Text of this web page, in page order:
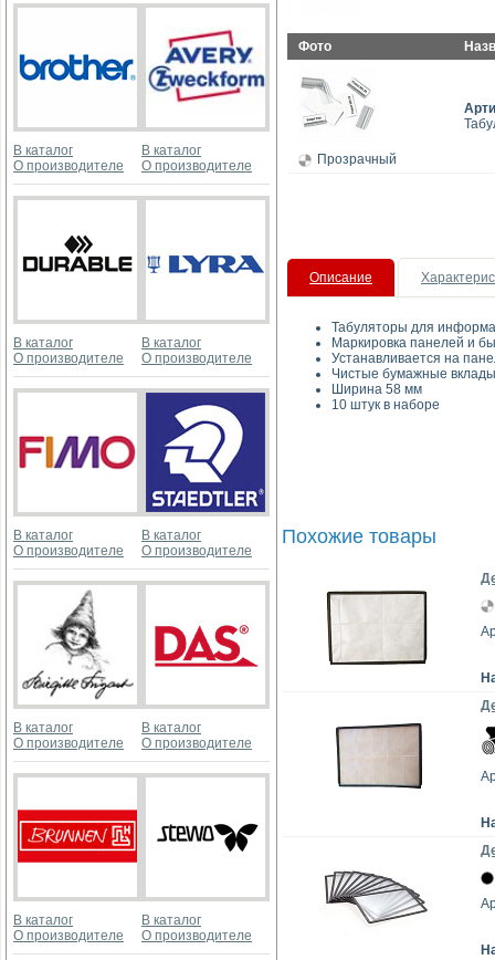
В каталог
О производителе
В каталог
О производителе
В каталог
О производителе
В каталог
О производителе
В каталог
О производителе
В каталог
О производителе
В каталог
О производителе
В каталог
О производителе
В каталог
О производителе
В каталог
О производителе
Фото
Прозрачный
Описание
Табуляторы для
Маркировка панелей и
Устанавливается на
Чистые бумажные
Ширина 58 мм
10 штук в наборе
Похожие товары